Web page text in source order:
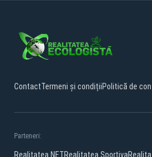
ContactTermeni și condițiiPolitică de
Parteneri:
Realitatea.NETRealitatea Sportiva